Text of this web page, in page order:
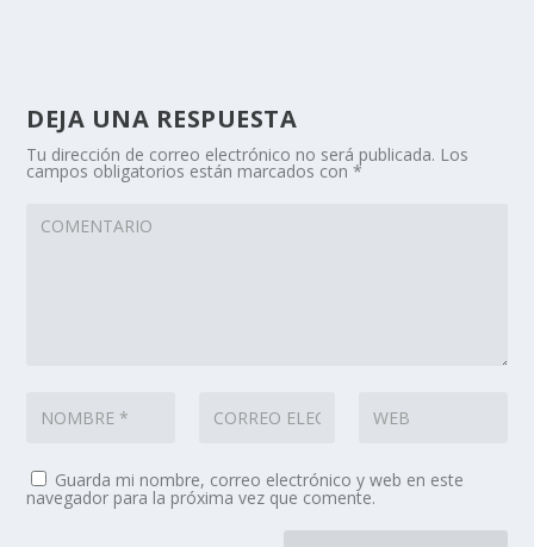
DEJA UNA RESPUESTA
Tu dirección de correo electrónico no será publicada. Los
campos obligatorios están marcados con*
Guarda mi nombre, correo electrónico y web en este
navegador para la próxima vez que comente.